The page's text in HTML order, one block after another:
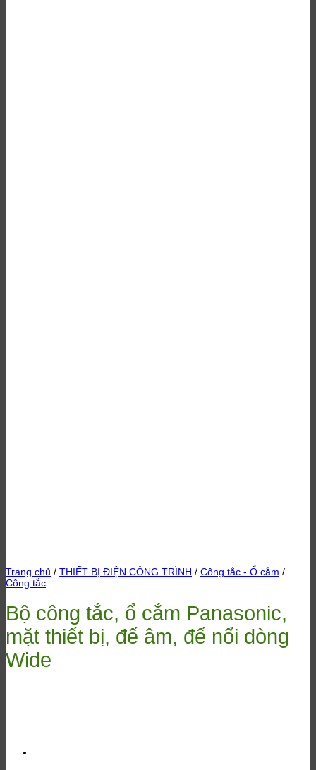
Trang chủ / THIẾT BỊ ĐIỆN CÔNG TRÌNH / Công tắc - Ổ cắm /
Công tắc
Bộ công tắc, ổ cắm Panasonic,
mặt thiết bị, đế âm, đế nổi dòng
Wide